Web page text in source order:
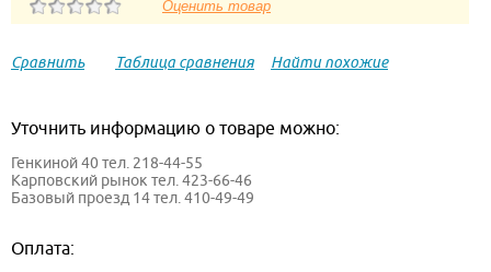
Сравнить Таблица сравнения Найти похожие
Уточнить информацию о товаре можно:
Генкиной 40 тел. 218-44-55
Карповский рынок тел. 423-66-46
Базовый проезд 14 тел. 410-49-49
Оплата: